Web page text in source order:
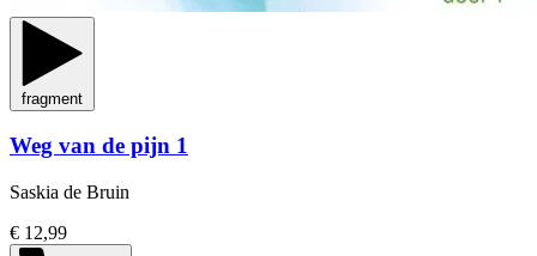
fragment
Weg van de pijn 1
Saskia de Bruin
€ 12,99